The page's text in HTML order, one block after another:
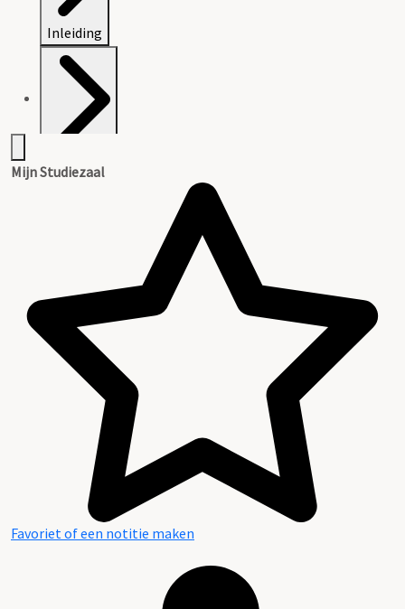
Inleiding
Mijn Studiezaal
Favoriet of een notitie maken